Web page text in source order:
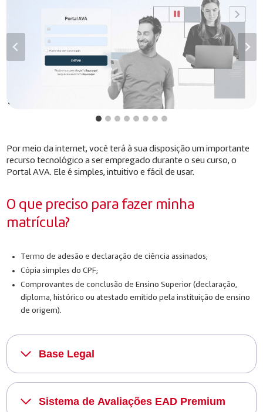
Por meio da internet, você terá à sua disposição um importante
recurso tecnológico a ser empregado durante o seu curso, o
Portal AVA. Ele é simples, intuitivo e fácil de usar.
O que preciso para fazer minha
matrícula?
Termo de adesão e declaração de ciência assinados;
Cópia simples do CPF;
Comprovantes de conclusão de Ensino Superior (declaração,
diploma, histórico ou atestado emitido pela instituição de ensino
de origem).
Base Legal
Sistema de Avaliações EAD Premium